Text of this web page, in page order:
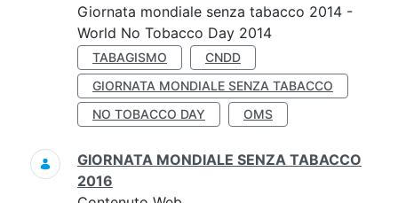
Giornata mondiale senza tabacco 2014 -
World No Tobacco Day 2014
TABAGISMO
CNDD
GIORNATA MONDIALE SENZA TABACCO
NO TOBACCO DAY
OMS
GIORNATA MONDIALE SENZA TABACCO
2016